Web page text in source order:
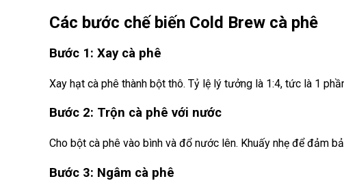
Các bước chế biến Cold Brew cà phê
Bước 1: Xay cà phê
Xay hạt cà phê thành bột thô. Tỷ lệ lý tưởng là 1:4, tức là 1
Bước 2: Trộn cà phê với nước
Cho bột cà phê vào bình và đổ nước lên. Khuấy nhẹ để đảm
Bước 3: Ngâm cà phê